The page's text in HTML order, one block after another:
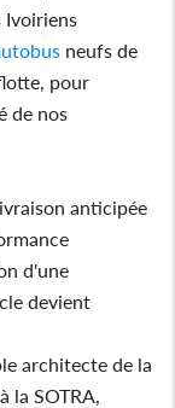
Ivoiriens
neufs de
pour
de nos
anticipée
d'une
devient
architecte de la
la SOTRA,